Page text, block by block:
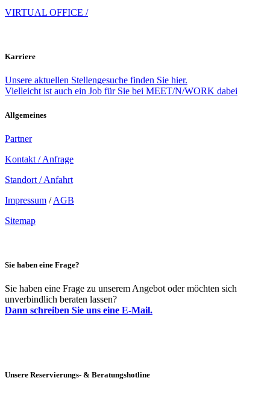
VIRTUAL OFFICE /
Karriere
Unsere aktuellen Stellengesuche finden Sie hier.
Vielleicht ist auch ein Job für Sie bei MEET/N/WORK dabei
Allgemeines
Partner
Kontakt / Anfrage
Standort / Anfahrt
Impressum /AGB
Sitemap
Sie haben eine Frage?
Sie haben eine Frage zu unserem Angebot oder möchten sich
unverbindlich beraten lassen?
Dann schreiben Sie uns eine E-Mail.
Unsere Reservierungs- & Beratungshotline